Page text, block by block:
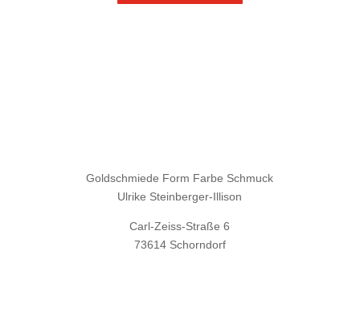
Goldschmiede Form Farbe Schmuck
Ulrike Steinberger-Illison
Carl-Zeiss-Straße 6
73614 Schorndorf